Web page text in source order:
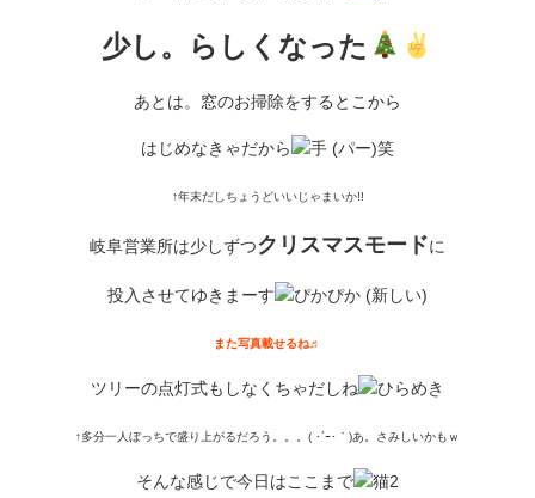
少し。らしくなった
あとは。窓のお掃除をするとこから
はじめなきゃだから 笑
↑年末だしちょうどいいじゃまいか!!
岐阜営業所は少しずつクリスマスモードに
投入させてゆきまーす
また写真載せるね♬
ツリーの点灯式もしなくちゃだしね
↑多分一人ぼっちで盛り上がるだろう。。。( ･´ｰ･｀)あ。さみしいかもｗ
そんな感じで今日はここまで